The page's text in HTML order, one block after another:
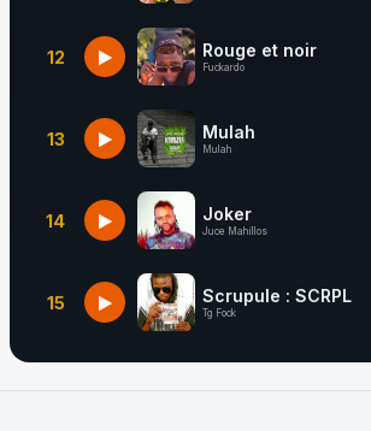
12 Rouge et noir
Fuckardo
13 Mulah
Mulah
14 Joker
Juce Mahillos
15 Scrupule : SCRPL
Tg Fock